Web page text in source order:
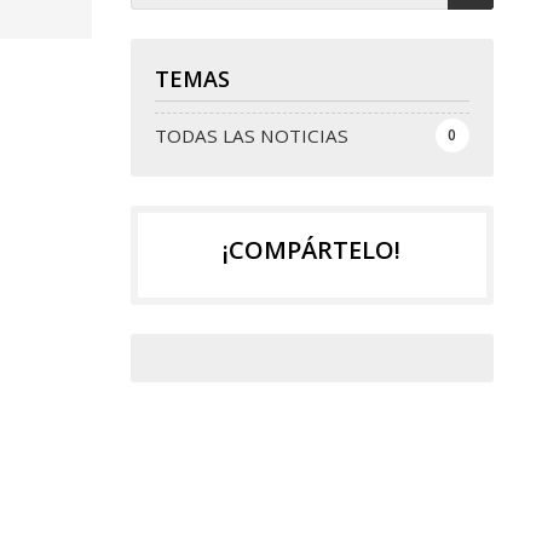
TEMAS
TODAS LAS NOTICIAS 0
¡COMPÁRTELO!